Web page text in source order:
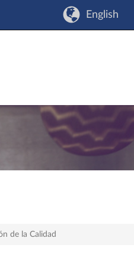
English
de la Calidad